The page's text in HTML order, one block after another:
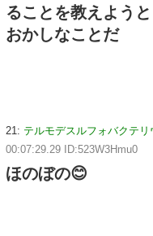
ることを教えよう
おかしなことだ
21: テルモデスルフォバクテ
00:07:29.29 ID:523W3Hmu0
ほのぼの😊